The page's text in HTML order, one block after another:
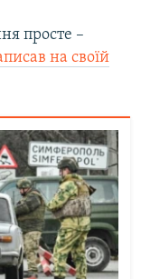
просте –
на своїй